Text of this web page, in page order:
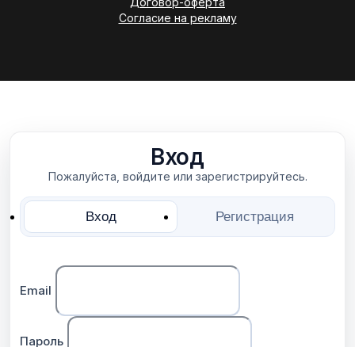
Согласие на рекламу
Вход
Пожалуйста, войдите или зарегистрируйтесь.
Вход Регистрация
Email
Пароль